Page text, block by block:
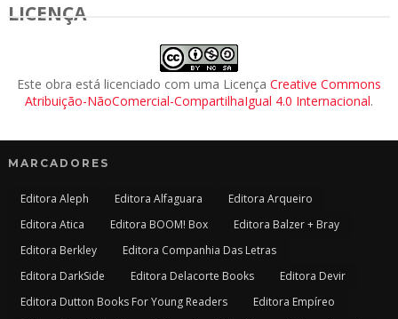
LICENÇA
Este obra está licenciado com uma Licença Creative Commons
Atribuição-NãoComercial-CompartilhaIgual 4.0 Internacional.
MARCADORES
Editora Aleph Editora Alfaguara
Editora Arqueiro
Editora Atica
Editora BOOM! Box
Editora Balzer + Bray
Editora Berkley
Editora Companhia Das Letras
Editora DarkSide
Editora Delacorte Books
Editora Devir
Editora Dutton Books For Young Readers
Editora Empíreo